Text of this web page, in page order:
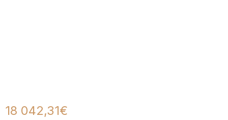
18 042,31€